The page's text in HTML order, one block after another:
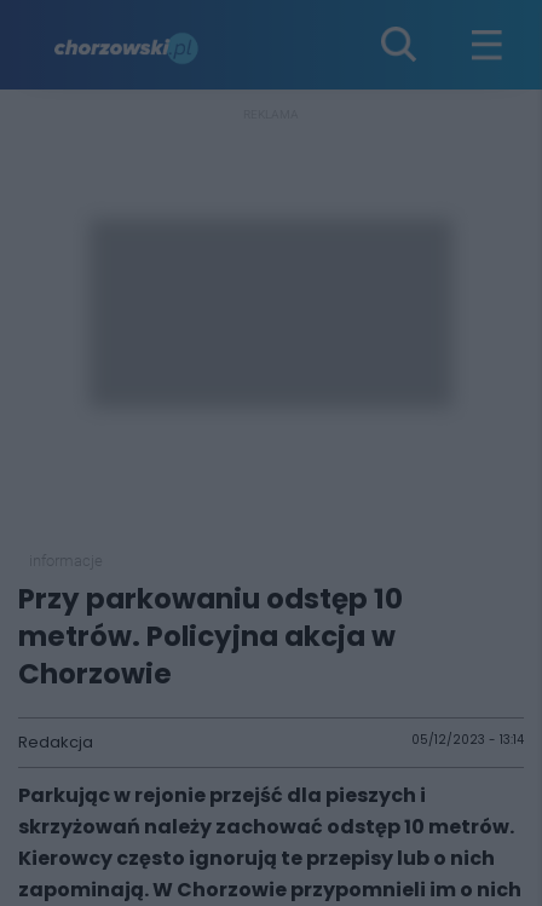
Przy parkowaniu odstęp 10
metrów. Policyjna akcja w
Chorzowie
Redakcja 05/12/2023 - 13:14
Parkując w rejonie przejść dla pieszych i
skrzyżowań należy zachować odstęp 10 metrów.
Kierowcy często ignorują te przepisy lub o nich
zapominają. W Chorzowie przypomnieli im o nich